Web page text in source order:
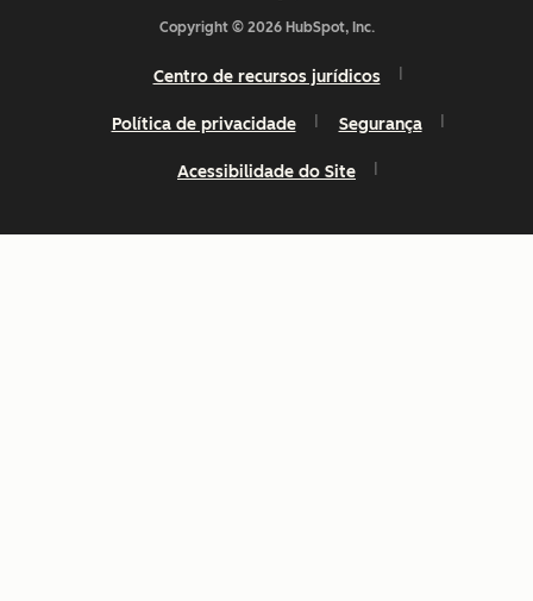
Copyright © 2026 HubSpot, Inc.
Centro de recursos jurídicos
Política de privacidade Segurança
Acessibilidade do Site